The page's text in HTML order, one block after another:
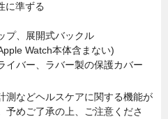
に準ずる
プ、展開式バックル
Watch本体含まない)
イバー、ラバー製の保護カバー
などヘルスケアに関する機能が
予めご了承の上、ご注意くださ